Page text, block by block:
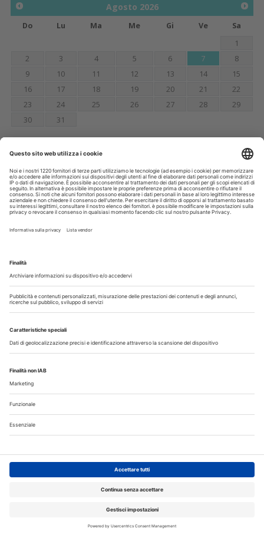
Agosto 2026
Do Lu Ma Me Gi Ve
Sa
1
2
3 4 5 6 7
8
9
10 11 12 13 14
15
16
17 18 19 20 21
22
23
24 25 26 27 28
29
30
31
Annunci
CERCO
31 Luglio 2026
Cercasi ASO per studio sito a Mozzate
30 Luglio 2026
30 Luglio 2026
Guarda i nostri video